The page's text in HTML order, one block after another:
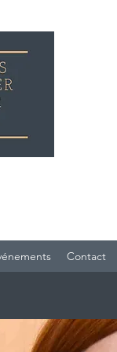
Contact